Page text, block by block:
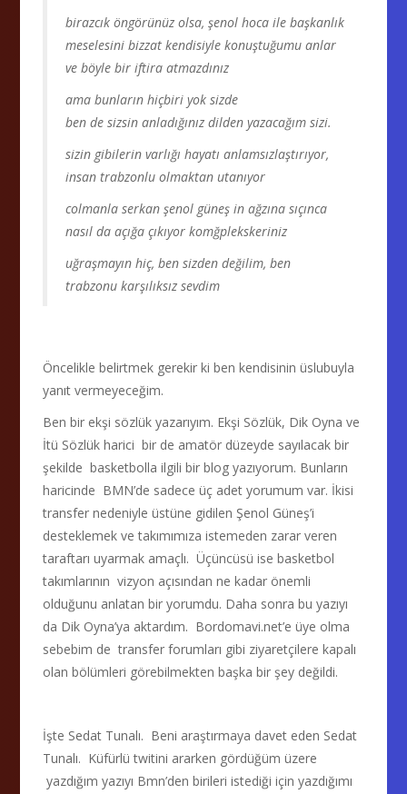
birazcık öngörünüz olsa, şenol hoca ile başkanlık
meselesini bizzat kendisiyle konuştuğumu anlar
ve böyle bir iftira atmazdınız
ama bunların hiçbiri yok sizde
ben de sizsin anladığınız dilden yazacağım sizi.
sizin gibilerin varlığı hayatı anlamsızlaştırıyor,
insan trabzonlu olmaktan utanıyor
colmanla serkan şenol güneş in ağzına sıçınca
nasıl da açığa çıkıyor komğplekskeriniz
uğraşmayın hiç, ben sizden değilim, ben
trabzonu karşılıksız sevdim
Öncelikle belirtmek gerekir ki ben kendisinin üslubuyla
yanıt vermeyeceğim.
Ben bir ekşi sözlük yazarıyım. Ekşi Sözlük, Dik Oyna ve
İtü Sözlük harici bir de amatör düzeyde sayılacak bir
şekilde basketbolla ilgili bir blog yazıyorum. Bunların
haricinde BMN’de sadece üç adet yorumum var. İkisi
transfer nedeniyle üstüne gidilen Şenol Güneş’i
desteklemek ve takımımıza istemeden zarar veren
taraftarı uyarmak amaçlı. Üçüncüsü ise basketbol
takımlarının vizyon açısından ne kadar önemli
olduğunu anlatan bir yorumdu. Daha sonra bu yazıyı
da Dik Oyna’ya aktardım. Bordomavi.net’e üye olma
sebebim de transfer forumları gibi ziyaretçilere kapalı
olan bölümleri görebilmekten başka bir şey değildi.
İşte Sedat Tunalı. Beni araştırmaya davet eden Sedat
Tunalı. Küfürlü twitini ararken gördüğüm üzere
yazdığım yazıyı Bmn’den birileri istediği için yazdığımı